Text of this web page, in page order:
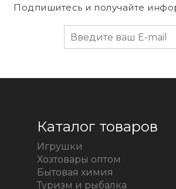
Подпишитесь и получайте
Каталог товаров
Игрушки
Хозтовары оптом
Бытовая химия
Туризм и рыбалка